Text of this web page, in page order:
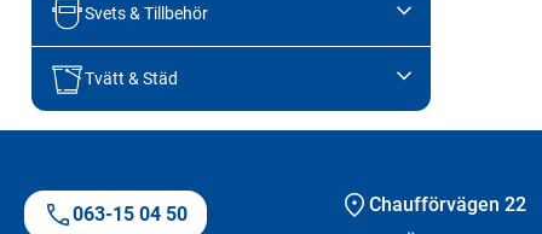
Svets & Tillbehör
Tvätt & Städ
063-15 04 50
Chaufförvägen 22